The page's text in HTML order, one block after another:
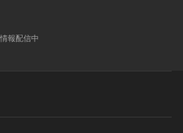
報配信中